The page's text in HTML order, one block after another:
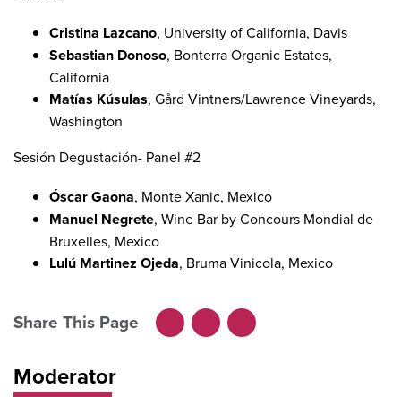
Cristina Lazcano, University of California, Davis
Sebastian Donoso, Bonterra Organic Estates,
California
Matías Kúsulas, Gård Vintners/Lawrence Vineyards,
Washington
Sesión Degustación- Panel #2
Óscar Gaona, Monte Xanic, Mexico
Manuel Negrete, Wine Bar by Concours Mondial de
Bruxelles, Mexico
Lulú Martinez Ojeda, Bruma Vinicola, Mexico
Share This Page
Facebook
X
LinkedIn
Moderator